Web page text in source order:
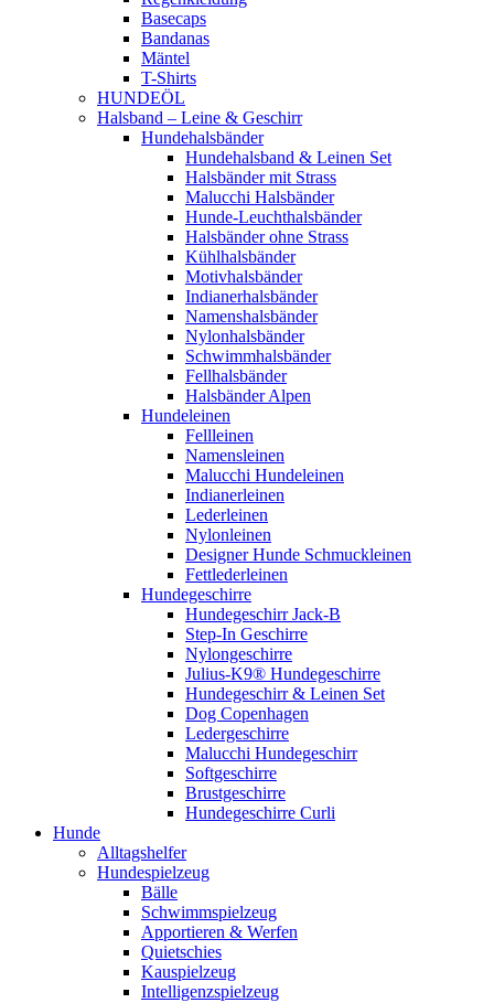
Basecaps
Bandanas
Mäntel
T-Shirts
HUNDEÖL
Halsband – Leine & Geschirr
Hundehalsbänder
Hundehalsband & Leinen Set
Halsbänder mit Strass
Malucchi Halsbänder
Hunde-Leuchthalsbänder
Halsbänder ohne Strass
Kühlhalsbänder
Motivhalsbänder
Indianerhalsbänder
Namenshalsbänder
Nylonhalsbänder
Schwimmhalsbänder
Fellhalsbänder
Halsbänder Alpen
Hundeleinen
Fellleinen
Namensleinen
Malucchi Hundeleinen
Indianerleinen
Lederleinen
Nylonleinen
Designer Hunde Schmuckleinen
Fettlederleinen
Hundegeschirre
Hundegeschirr Jack-B
Step-In Geschirre
Nylongeschirre
Julius-K9® Hundegeschirre
Hundegeschirr & Leinen Set
Dog Copenhagen
Ledergeschirre
Malucchi Hundegeschirr
Softgeschirre
Brustgeschirre
Hundegeschirre Curli
Hunde
Alltagshelfer
Hundespielzeug
Bälle
Schwimmspielzeug
Apportieren & Werfen
Quietschies
Kauspielzeug
Intelligenzspielzeug